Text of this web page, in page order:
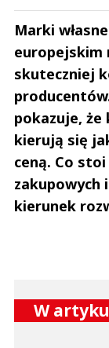
Marki
europejskim
skuteczniej
pokazuje, że
kierują się
ceną. Co
zakupowych
kierunek
W